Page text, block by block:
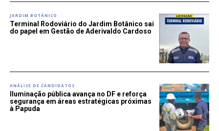
JARDIM BOTÂNICO
Terminal Rodoviário do Jardim Botânico sai
do papel em Gestão de Aderivaldo Cardoso
ANÁLISE DE CANDIDATOS
Iluminação pública avança no DF e reforça
segurança em áreas estratégicas próximas
à Papuda